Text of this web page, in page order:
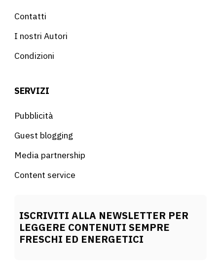
Contatti
I nostri Autori
Condizioni
SERVIZI
Pubblicità
Guest blogging
Media partnership
Content service
ISCRIVITI ALLA NEWSLETTER PER
LEGGERE CONTENUTI SEMPRE
FRESCHI ED ENERGETICI